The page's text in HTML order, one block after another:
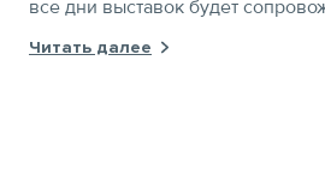
все дни выставок будет
деловая программа
Читать далее